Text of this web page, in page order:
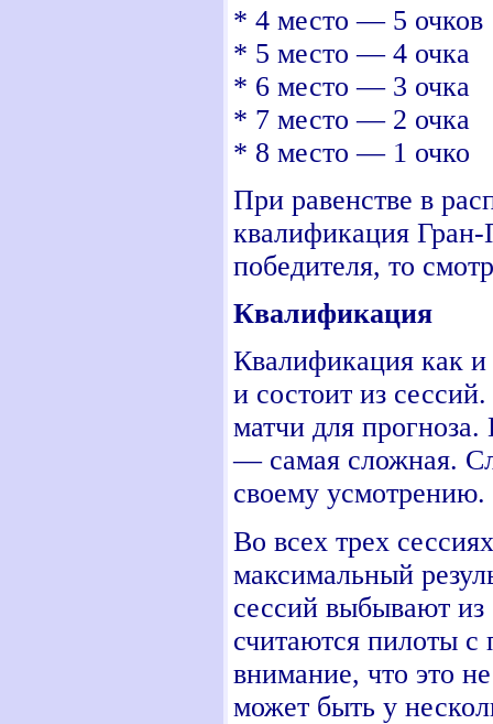
* 4 место — 5 очков
* 5 место — 4 очка
* 6 место — 3 очка
* 7 место — 2 очка
* 8 место — 1 очко
При равенстве в
квалификация
победителя, то
Квалификация
Квалификация как и
и состоит из
матчи для
— самая сложная.
своему усмотрению.
Во всех трех
максимальный
сессий выбывают
считаются пилоты
внимание, что это
может быть у